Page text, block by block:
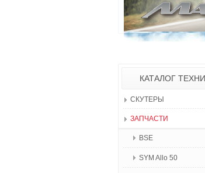
КАТАЛОГ
СКУТЕРЫ
ЗАПЧАСТИ
BSE
SYM Allo 50